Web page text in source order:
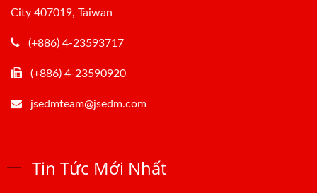
City 407019, Taiwan
(+886) 4-23593717
(+886) 4-23590920
jsedmteam@jsedm.com
Tin Tức Mới Nhất